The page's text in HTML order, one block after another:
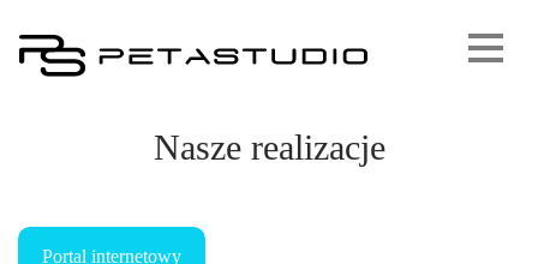
Nasze realizacje
Portal internetowy